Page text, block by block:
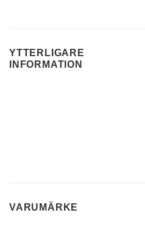
YTTERLIGARE
INFORMATION
VARUMÄRKE